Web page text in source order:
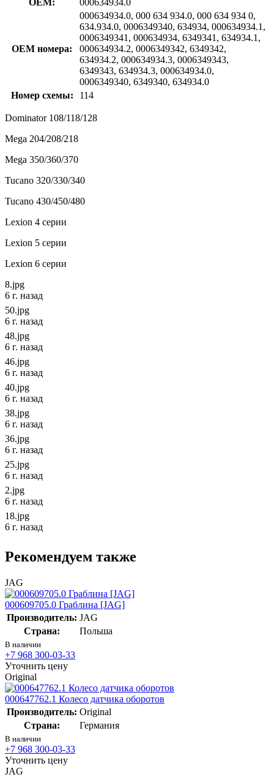
OEM номера:
000634934.0, 000 634 934.0, 000 634 934 0,
634.934.0, 0006349340, 634934, 000634934.1,
0006349341, 000634934, 6349341, 634934.1,
000634934.2, 0006349342, 6349342,
634934.2, 000634934.3, 0006349343,
6349343, 634934.3, 000634934.0,
0006349340, 6349340, 634934.0
Номер схемы:
114
Dominator 108/118/128
Mega 204/208/218
Mega 350/360/370
Tucano 320/330/340
Tucano 430/450/480
Lexion 4 серии
Lexion 5 серии
Lexion 6 серии
8.jpg
6 г. назад
50.jpg
6 г. назад
48.jpg
6 г. назад
46.jpg
6 г. назад
40.jpg
6 г. назад
38.jpg
6 г. назад
36.jpg
6 г. назад
25.jpg
6 г. назад
2.jpg
6 г. назад
18.jpg
6 г. назад
Рекомендуем также
JAG
000609705.0 Граблина [JAG]
Производитель: JAG
Страна:
Польша
В наличии
+7 968 300-03-33
Уточнить цену
Original
000647762.1 Колесо датчика оборотов
Производитель: Original
Страна:
Германия
В наличии
+7 968 300-03-33
Уточнить цену
JAG